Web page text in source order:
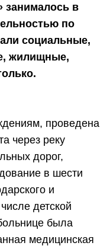
занималось в
по
социальные,
жилищные,
проведена
через реку
дорог,
в шести
и
детской
была
медицинская